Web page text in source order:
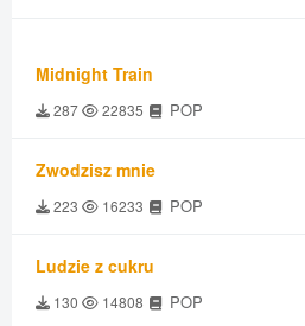
Midnight Train
287 22835 POP
Zwodzisz mnie
223 16233 POP
Ludzie z cukru
130 14808 POP